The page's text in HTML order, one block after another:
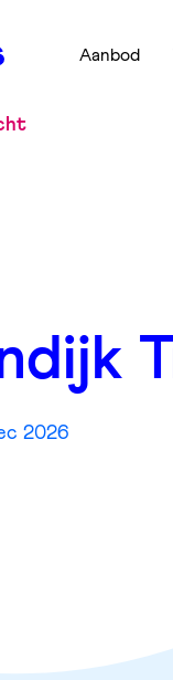
Aanbod
2026